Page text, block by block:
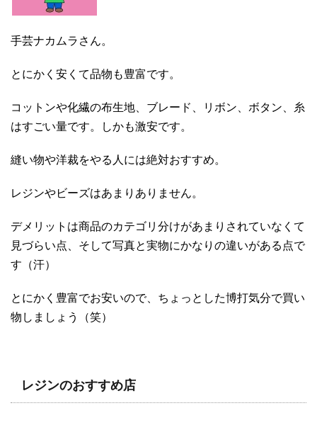
手芸ナカムラさん。
とにかく安くて品物も豊富です。
コットンや化繊の布生地、ブレード、リボン、ボタン、糸
はすごい量です。しかも激安です。
縫い物や洋裁をやる人には絶対おすすめ。
レジンやビーズはあまりありません。
デメリットは商品のカテゴリ分けがあまりされていなくて
見づらい点、そして写真と実物にかなりの違いがある点で
す（汗）
とにかく豊富でお安いので、ちょっとした博打気分で買い
物しましょう（笑）
レジンのおすすめ店